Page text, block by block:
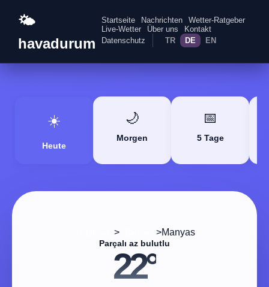
🌤️
havadurum
Startseite Nachrichten
Wetter-Ratgeber
Live-Wetter
Über uns
Kontakt
Datenschutz
TR DE EN
☀️
Heute
🌙
Morgen
📅
5 Tage
> >Manyas
Parçalı az bulutlu
22°